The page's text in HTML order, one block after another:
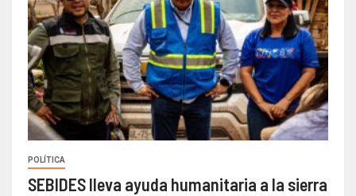
POLÍTICA
SEBIDES lleva ayuda humanitaria a la sierra